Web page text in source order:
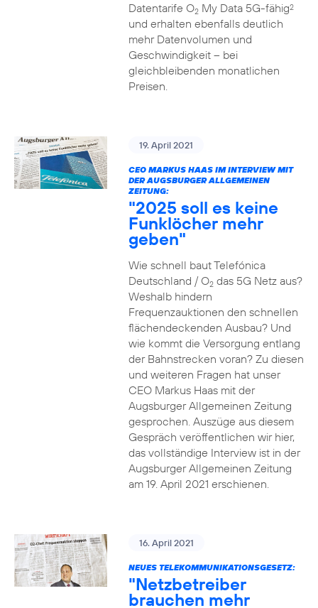
Datentarife O2My Data 5G-fähig2
und erhalten ebenfalls deutlich
mehr Datenvolumen und
Geschwindigkeit – bei
gleichbleibenden monatlichen
Preisen.
19. April 2021
CEO MARKUS HAAS IM INTERVIEW MIT
DER AUGSBURGER ALLGEMEINEN
ZEITUNG:
"2025 soll es keine
Funklöcher mehr
geben"
Wie schnell baut Telefónica
Deutschland / O2das 5G Netz aus?
Weshalb hindern
Frequenzauktionen den schnellen
flächendeckenden Ausbau? Und
wie kommt die Versorgung entlang
der Bahnstrecken voran? Zu diesen
und weiteren Fragen hat unser
CEO Markus Haas mit der
Augsburger Allgemeinen Zeitung
gesprochen. Auszüge aus diesem
Gespräch veröffentlichen wir hier,
das vollständige Interview ist in der
Augsburger Allgemeinen Zeitung
am 19. April 2021 erschienen.
16. April 2021
NEUES TELEKOMMUNIKATIONSGESETZ:
"Netzbetreiber
brauchen mehr